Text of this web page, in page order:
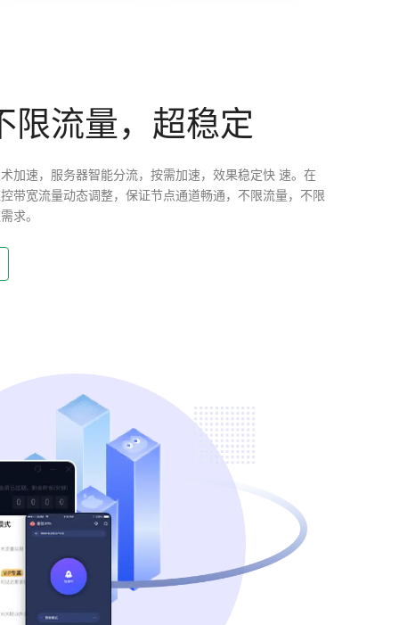
限流量，超稳定
加速，服务器智能分流，按需加速，效果稳定快 速。在
带宽流量动态调整，保证节点通道畅通，不限流量，不限
求。